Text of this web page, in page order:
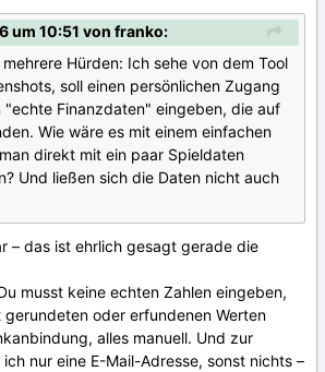
um 10:51 von franko:
Hürden: Ich sehe von dem Tool
soll einen persönlichen Zugang
Finanzdaten" eingeben, die auf
Wie wäre es mit einem einfachen
direkt mit ein paar Spieldaten
Und ließen sich die Daten nicht auch
– das ist ehrlich gesagt gerade die
musst keine echten Zahlen eingeben,
oder erfundenen Werten
alles manuell. Und zur
nur eine E-Mail-Adresse, sonst nichts –